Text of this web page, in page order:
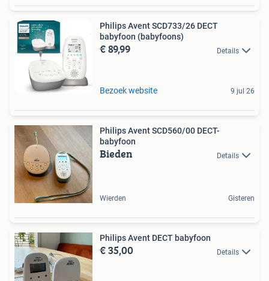
Philips Avent SCD733/26 DECT
babyfoon (babyfoons)
€ 89,99 Details
Bezoek website 9 jul 26
Philips Avent SCD560/00 DECT-
babyfoon
Bieden Details
Wierden Gisteren
Philips Avent DECT babyfoon
€ 35,00 Details